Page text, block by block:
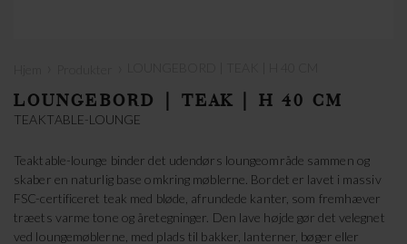
LOUNGEBORD | TEAK | H 40 CM
TEAKTABLE-LOUNGE
Teaktable-lounge binder det udendørs loungeområde sammen og
skaber en naturlig base omkring møblerne. Bordet er lavet i massiv
FSC-certificeret teak med bløde, afrundede kanter, som fremhæver
træets varme tone og åretegninger. Den lave højde gør det velegnet
ved loungemøblerne, med plads til bakker, lanterner, bøger eller